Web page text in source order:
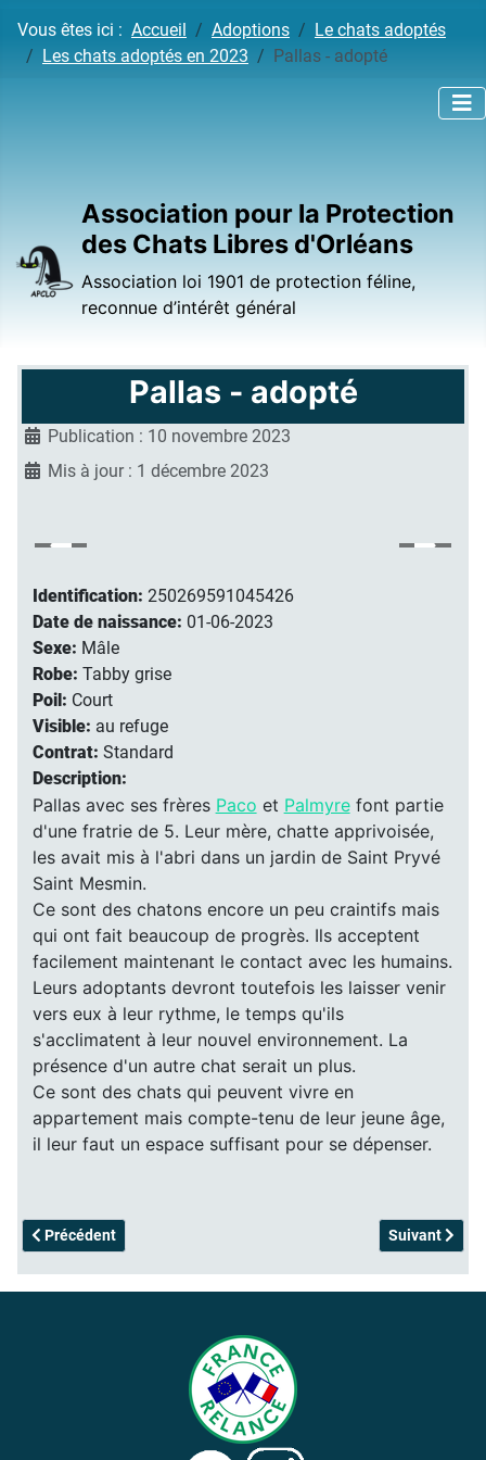
Vous êtes ici : Accueil Adoptions
Le chats adoptés
Les chats adoptés en 2023
Pallas - adopté
Association pour la Protection
des Chats Libres d'Orléans
Association loi 1901 de protection féline,
reconnue d’intérêt général
Pallas - adopté
Publication : 10 novembre 2023
Mis à jour : 1 décembre 2023
Identification: 250269591045426
Date de naissance: 01-06-2023
Sexe: Mâle
Robe: Tabby grise
Poil: Court
Visible: au refuge
Contrat: Standard
Description:
Pallas avec ses frères Paco et Palmyrefont partie
d'une fratrie de 5. Leur mère, chatte apprivoisée,
les avait mis à l'abri dans un jardin de Saint Pryvé
Saint Mesmin.
Ce sont des chatons encore un peu craintifs mais
qui ont fait beaucoup de progrès. Ils acceptent
facilement maintenant le contact avec les humains.
Leurs adoptants devront toutefois les laisser venir
vers eux à leur rythme, le temps qu'ils
s'acclimatent à leur nouvel environnement. La
présence d'un autre chat serait un plus.
Ce sont des chats qui peuvent vivre en
appartement mais compte-tenu de leur jeune âge,
il leur faut un espace suffisant pour se dépenser.
Article précédent : Rubis - adoptée
Précédent Article
Suivant